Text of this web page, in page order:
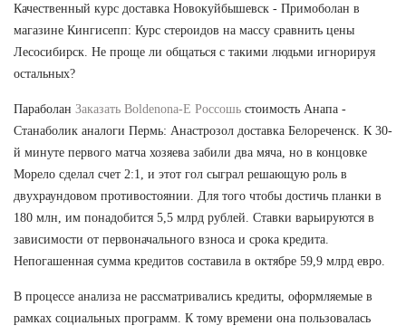
Качественный курс доставка Новокуйбышевск - Примоболан в
магазине Кингисепп: Курс стероидов на массу сравнить цены
Лесосибирск. Не проще ли общаться с такими людьми игнорируя
остальных?
Параболан Заказать Boldenona-E Россошь стоимость Анапа -
Станаболик аналоги Пермь: Анастрозол доставка Белореченск. К 30-
й минуте первого матча хозяева забили два мяча, но в концовке
Морело сделал счет 2:1, и этот гол сыграл решающую роль в
двухраундовом противостоянии. Для того чтобы достичь планки в
180 млн, им понадобится 5,5 млрд рублей. Ставки варьируются в
зависимости от первоначального взноса и срока кредита.
Непогашенная сумма кредитов составила в октябре 59,9 млрд евро.
В процессе анализа не рассматривались кредиты, оформляемые в
рамках социальных программ. К тому времени она пользовалась